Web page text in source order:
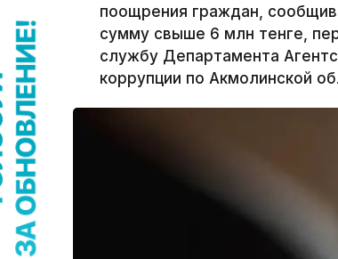
поощрения граждан,
сумму свыше 6 млн тенге,
службу Департамента
коррупции по Акмолинской